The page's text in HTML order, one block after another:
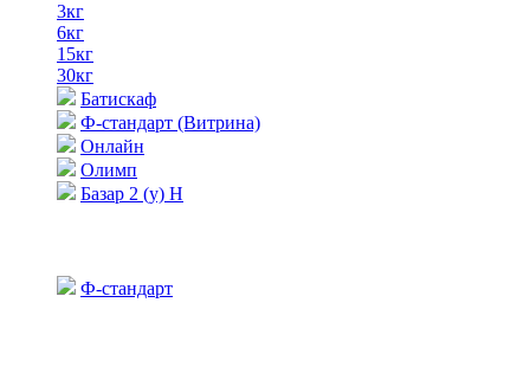
3кг
6кг
15кг
30кг
Батискаф
Ф-стандарт (Витрина)
Онлайн
Олимп
Базар 2 (у) Н
Ф-стандарт